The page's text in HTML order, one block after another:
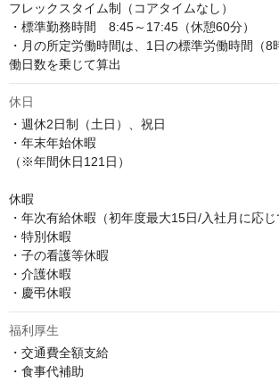
フレックスタイム制（コアタイムなし）
・標準勤務時間　8:45～17:45（休憩60分）
・月の所定労働時間は、1日の標準労働時間（8
働日数を乗じて算出
休日
・週休2日制（土日）、祝日
・年末年始休暇
（※年間休日121日）
休暇
・年次有給休暇（初年度最大15日/入社月に応じ
・特別休暇
・子の看護等休暇
・介護休暇
・慶弔休暇
福利厚生
・交通費全額支給
・食事代補助